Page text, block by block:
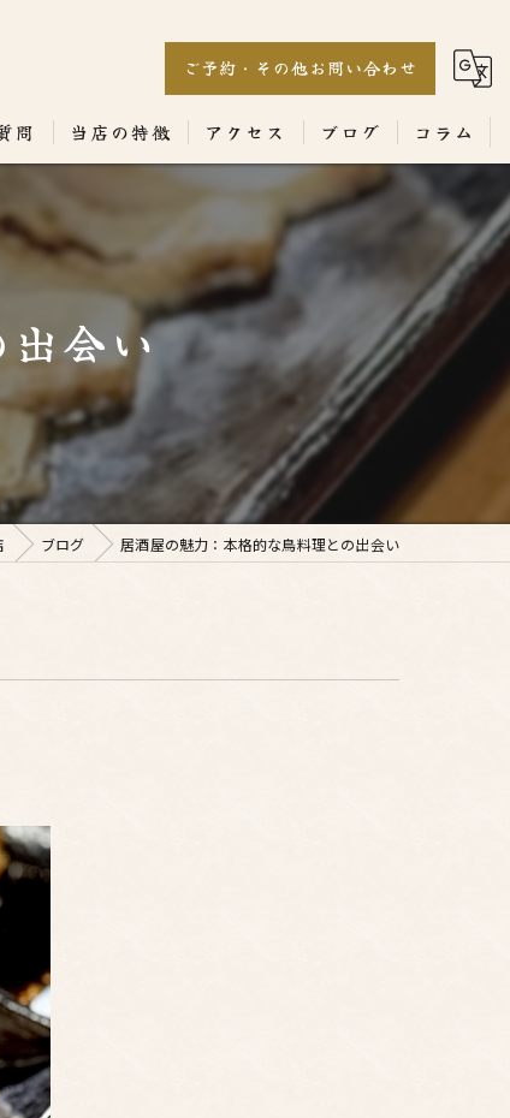
ご予約・その他お問い合わせ
問 当店の特徴
居酒屋
ランチ
テイクアウト
コース
アクセス ブログ コラム
会い
ブログ 居酒屋の魅力：本格的な鳥料理との出会い